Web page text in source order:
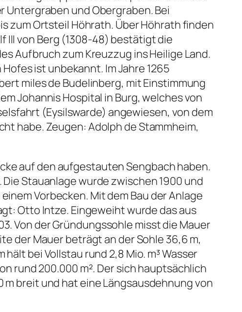
Untergraben und Obergraben. Bei
zum Ortsteil Höhrath. Über Höhrath finden
III von Berg (1308-48) bestätigt die
Aufbruch zum Kreuzzug ins Heilige Land.
ist unbekannt. Im Jahre 1265
miles de Budelinberg, mit Einstimmung
Johannis Hospital in Burg, welches von
(Eysilswarde) angewiesen, von dem
habe. Zeugen: Adolph de Stammheim,
auf den aufgestauten Sengbach haben.
Stauanlage wurde zwischen 1900 und
Vorbecken. Mit dem Bau der Anlage
Otto Intze. Eingeweiht wurde das aus
Von der Gründungssohle misst die Mauer
der Mauer beträgt an der Sohle 36,6 m,
bei Vollstau rund 2,8 Mio. m³ Wasser
rund 200.000 m². Der sich hauptsächlich
breit und hat eine Längsausdehnung von